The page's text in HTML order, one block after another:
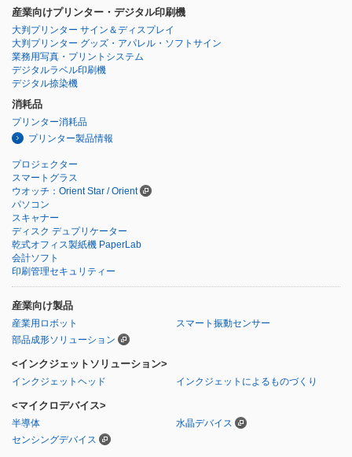
産業向けプリンター・デジタル印刷機
大判プリンター サイン＆ディスプレイ
大判プリンター グッズ・アパレル・ソフトサイン
業務用写真・プリントシステム
デジタルラベル印刷機
デジタル捺染機
消耗品
プリンター消耗品
プリンター製品情報
プロジェクター
スマートグラス
ウオッチ：Orient Star / Orient
パソコン
スキャナー
ディスク デュプリケーター
乾式オフィス製紙機 PaperLab
会計ソフト
印刷管理セキュリティー
産業向け製品
産業用ロボット
スマート振動センサー
部品成形ソリューション
<インクジェットソリューション>
インクジェットヘッド インクジェットによるものづくり
<マイクロデバイス>
半導体
水晶デバイス
センシングデバイス